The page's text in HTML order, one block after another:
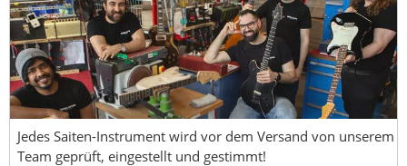
Jedes Saiten-Instrument wird vor dem Versand von unserem
Team geprüft, eingestellt und gestimmt!